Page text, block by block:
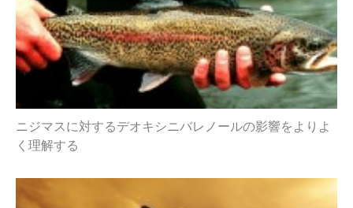
ニジマスに対するデオキシニバレノールの影響をよりよ
く理解する